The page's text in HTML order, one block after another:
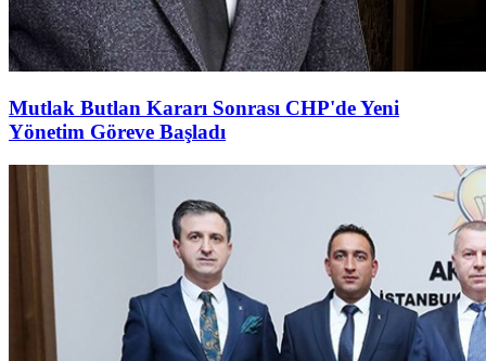
Mutlak Butlan Kararı Sonrası CHP'de Yeni
Yönetim Göreve Başladı